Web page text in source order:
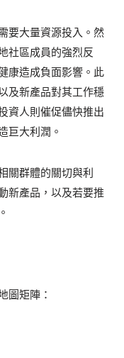
要大量資源投入。然
社區成員的強烈反
康造成負面影響。此
及新產品對其工作穩
資人則催促儘快推出
巨大利潤。
關群體的關切與利
新產品，以及若要推
圖矩陣：